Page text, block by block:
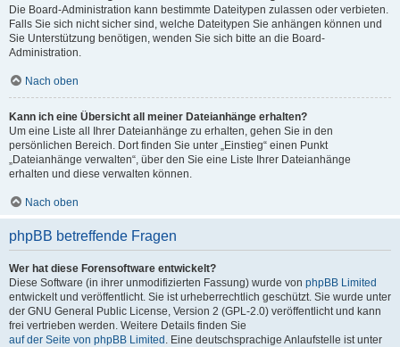
Die Board-Administration kann bestimmte Dateitypen zulassen oder verbieten.
Falls Sie sich nicht sicher sind, welche Dateitypen Sie anhängen können und
Sie Unterstützung benötigen, wenden Sie sich bitte an die Board-
Administration.
Nach oben
Kann ich eine Übersicht all meiner Dateianhänge erhalten?
Um eine Liste all Ihrer Dateianhänge zu erhalten, gehen Sie in den
persönlichen Bereich. Dort finden Sie unter „Einstieg“ einen Punkt
„Dateianhänge verwalten“, über den Sie eine Liste Ihrer Dateianhänge
erhalten und diese verwalten können.
Nach oben
phpBB betreffende Fragen
Wer hat diese Forensoftware entwickelt?
Diese Software (in ihrer unmodifizierten Fassung) wurde von phpBB Limited
entwickelt und veröffentlicht. Sie ist urheberrechtlich geschützt. Sie wurde unter
der GNU General Public License, Version 2 (GPL-2.0) veröffentlicht und kann
frei vertrieben werden. Weitere Details finden Sie
auf der Seite von phpBB Limited . Eine deutschsprachige Anlaufstelle ist unter